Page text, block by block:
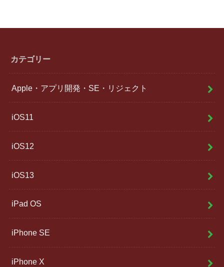
カテゴリー
Apple・アプリ開発・SE・リジェクト
iOS11
iOS12
iOS13
iPad OS
iPhone SE
iPhone X